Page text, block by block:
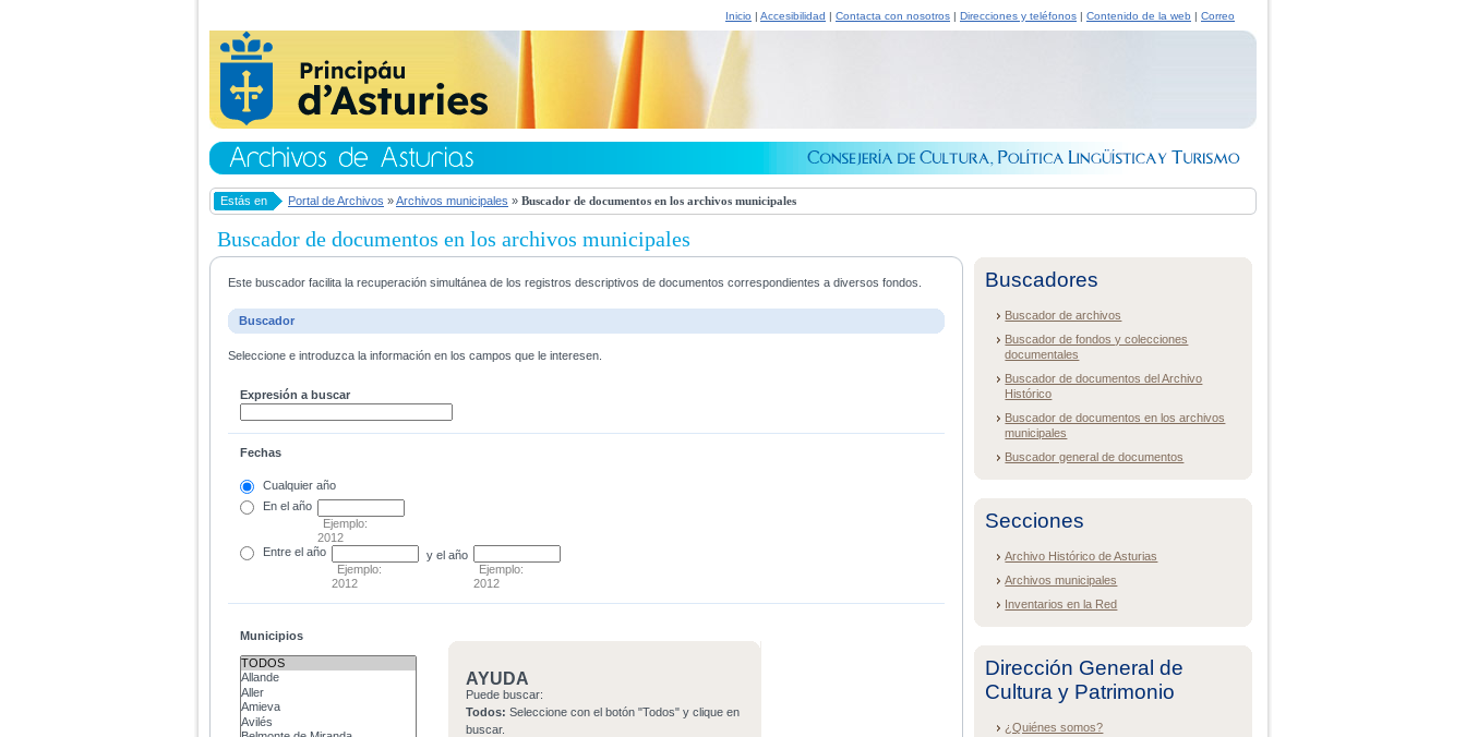
Inicio | Accesibilidad | Contacta con nosotros | Direcciones y teléfonos | Contenido de la web | Correo
Estás en Portal de Archivos »Archivos municipales » Buscador de documentos en los archivos municipales
Buscador de documentos en los archivos municipales
Este buscador facilita la recuperación simultánea de los registros descriptivos de documentos correspondientes a diversos fondos.
Buscador
Seleccione e introduzca la información en los campos que le interesen.
Expresión a buscar
Fechas
Cualquier año
En el año
Ejemplo:
2012
Entre el año
Ejemplo:
2012
y el año
Ejemplo:
2012
Municipios
AYUDA
Puede buscar:
Todos: Seleccione con el botón "Todos" y clique en
buscar.
Buscadores
Buscador de archivos
Buscador de fondos y colecciones
documentales
Buscador de documentos del Archivo
Histórico
Buscador de documentos en los archivos
municipales
Buscador general de documentos
Secciones
Archivo Histórico de Asturias
Archivos municipales
Inventarios en la Red
Dirección General de
Cultura y Patrimonio
¿Quiénes somos?